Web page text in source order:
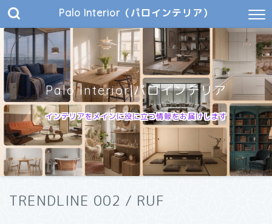
Palo Interior（パロインテリア）
Palo Interior|パロインテリア
インテリアをメインに役に立つ情報をお届けします
TRENDLINE 002 / RUF